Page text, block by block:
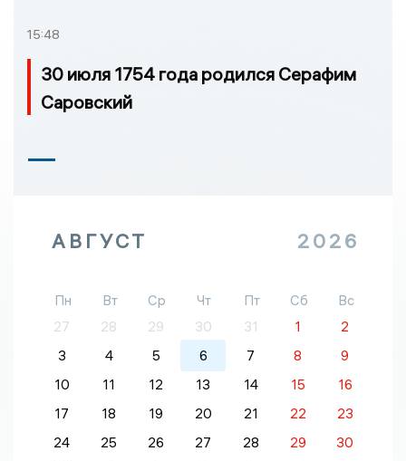
15:48
30 июля 1754 года родился Серафим
Саровский
АВГУСТ 2026
Пн Вт Ср Чт Пт Сб
Вс
27
28 29 30 31 1
2
3
4 5 6 7 8
9
10
11 12 13 14 15
16
17
18 19 20 21 22
23
24
25 26 27 28 29
30